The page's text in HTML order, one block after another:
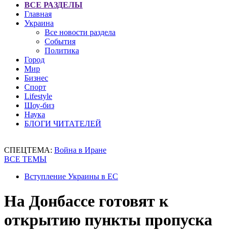
ВСЕ РАЗДЕЛЫ
Главная
Украина
Все новости раздела
События
Политика
Город
Мир
Бизнес
Спорт
Lifestyle
Шоу-биз
Наука
БЛОГИ ЧИТАТЕЛЕЙ
СПЕЦТЕМА: Война в Иране
ВСЕ ТЕМЫ
Вступление Украины в ЕС
На Донбассе готовят к
открытию пункты пропуска